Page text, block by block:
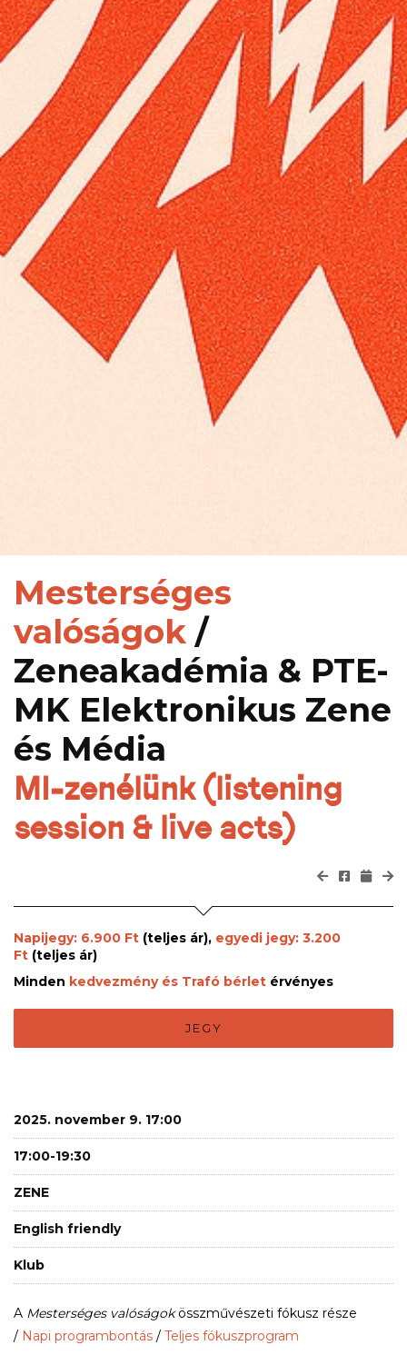
Mesterséges
valóságok /
Zeneakadémia & PTE-
MK Elektronikus Zene
és Média
MI-zenélünk (listening
session & live acts)
Napijegy: 6.900 Ft (teljes ár), egyedi jegy: 3.200
Ft (teljes ár)
Minden kedvezmény és Trafó bérlet érvényes
JEGY
2025. november 9. 17:00
17:00-19:30
ZENE
English friendly
Klub
A Mesterséges valóságokösszművészeti fókusz része
/ Napi programbontás / Teljes fókuszprogram